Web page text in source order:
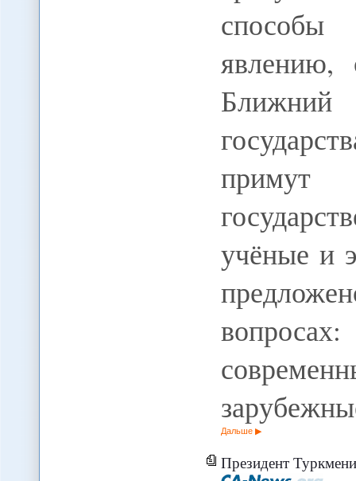
явлению,
Ближний
примут
учёные и
Дальше
Президент Туркменистана